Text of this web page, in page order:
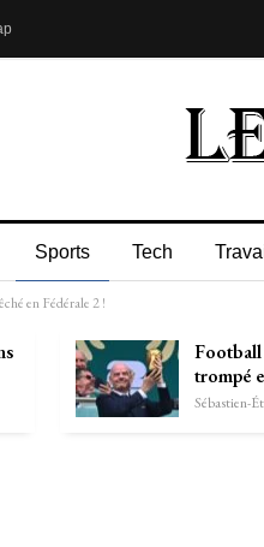
Sports Tech
en Fédérale 2 !
trompé